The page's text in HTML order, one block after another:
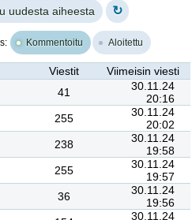
uudesta aiheesta ↻
Kommentoitu Aloitettu
Viestit
Viimeisin viesti
41
30.11.24
20:16
255
30.11.24
20:02
238
30.11.24
19:58
255
30.11.24
19:57
36
30.11.24
19:56
30.11.24